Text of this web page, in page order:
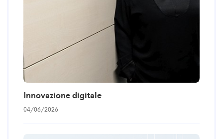
Innovazione digitale
04/06/2026